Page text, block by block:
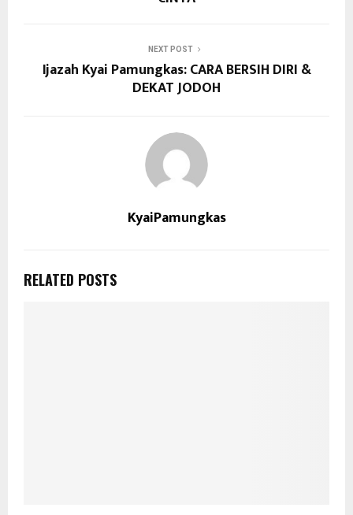
NEXT POST
Ijazah Kyai Pamungkas: CARA BERSIH DIRI &
DEKAT JODOH
KyaiPamungkas
RELATED POSTS